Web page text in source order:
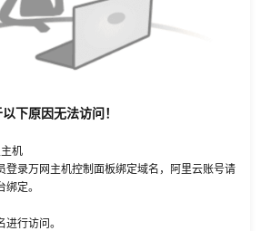
下原因无法访问！
机
登录万网主机控制面板绑定域名，阿里云账号请
定。
行访问。